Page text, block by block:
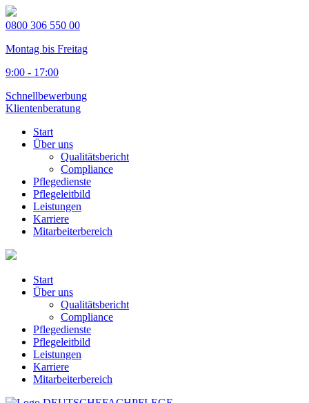
0800 306 550 00
Montag bis Freitag
9:00 - 17:00
Schnellbewerbung
Klientenberatung
Start
Über uns
Qualitätsbericht
Compliance
Pflegedienste
Pflegeleitbild
Leistungen
Karriere
Mitarbeiterbereich
Start
Über uns
Qualitätsbericht
Compliance
Pflegedienste
Pflegeleitbild
Leistungen
Karriere
Mitarbeiterbereich